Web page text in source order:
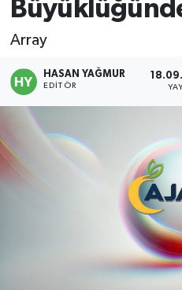
Array
HASAN YAĞMUR
EDITÖR
Gündem
Kadın
Magazin
TFF 3.Lig 2.Grup Puan
Tüm Manşetler
Haber Arşivi